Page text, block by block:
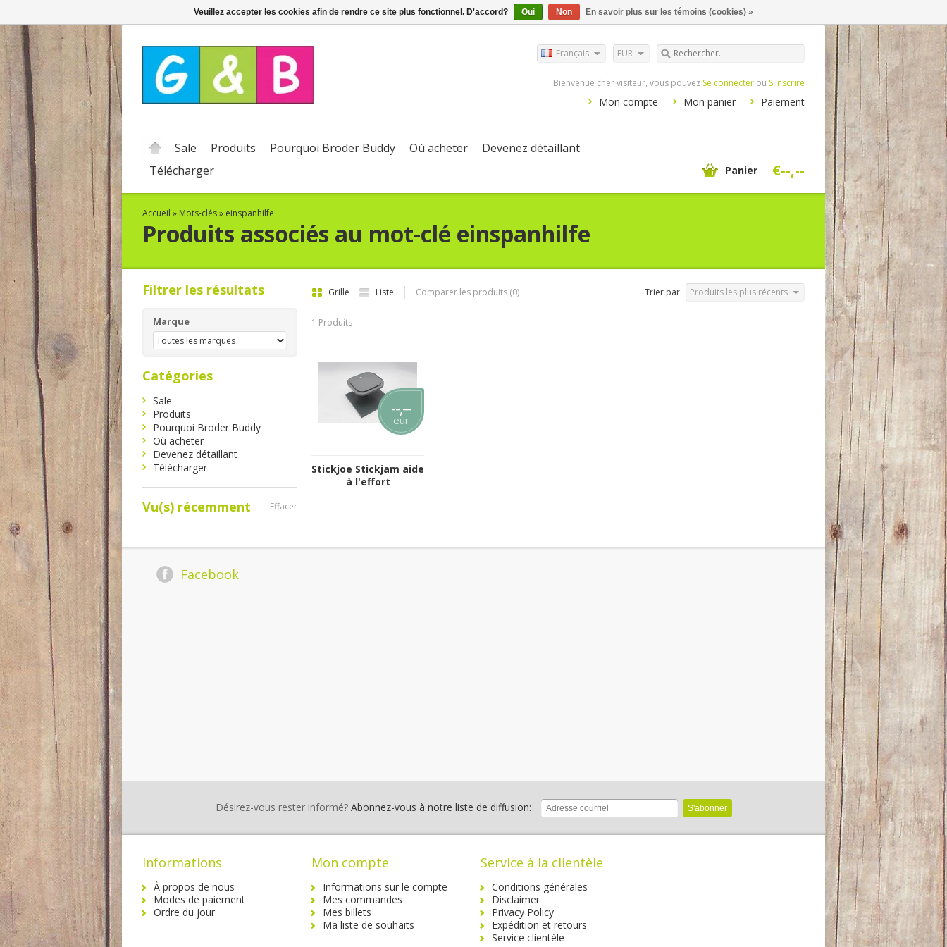
EUR
Français
Bienvenue cher visiteur, vous pouvez Se connecter ou S'inscrire
Mon compte Mon panier Paiement
Sale Produits Pourquoi Broder Buddy Où acheter
Devenez détaillant
Télécharger
Panier €--,--
Accueil » Mots-clés» einspanhilfe
Produits associés au mot-clé einspanhilfe
Grille Liste Comparer les produits (0) Trier par: Produits les plus récents
1 Produits
--,--
eur
Stickjoe Stickjam aide
à l'effort
Filtrer les résultats
Marque
Catégories
Sale
Produits
Pourquoi Broder Buddy
Où acheter
Devenez détaillant
Télécharger
Vu(s) récemment Effacer
Facebook
Désirez-vous rester informé?Abonnez-vous à notre liste de diffusion: S'abonner
Informations
À propos de nous
Modes de paiement
Ordre du jour
Mon compte
Informations sur le compte
Mes commandes
Mes billets
Ma liste de souhaits
Service à la clientèle
Conditions générales
Disclaimer
Privacy Policy
Expédition et retours
Service clientèle
Veuillez accepter les cookies afin de rendre ce site plus fonctionnel. D'accord? Oui Non En savoir plus sur les témoins (cookies) »